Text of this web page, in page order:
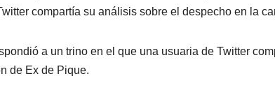
ncompartía su análisis sobre el despecho en la
a un trino en el que una usuaria de Twitter
de Ex de Pique.